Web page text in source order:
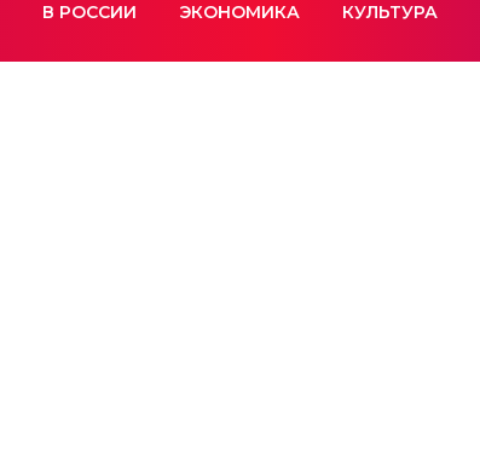
В РОССИИ ЭКОНОМИКА КУЛЬТУРА